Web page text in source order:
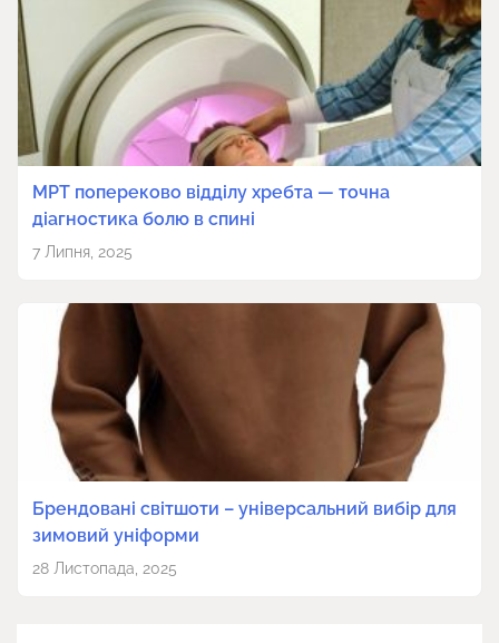
МРТ попереково відділу хребта — точна
діагностика болю в спині
7 Липня, 2025
Брендовані світшоти – універсальний вибір для
зимовий уніформи
28 Листопада, 2025